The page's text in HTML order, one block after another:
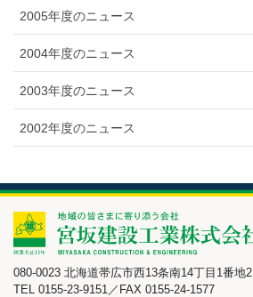
2005年度のニュース
2004年度のニュース
2003年度のニュース
2002年度のニュース
080-0023 北海道帯広市西13条南14丁目1番地2
TEL 0155-23-9151／FAX 0155-24-1577